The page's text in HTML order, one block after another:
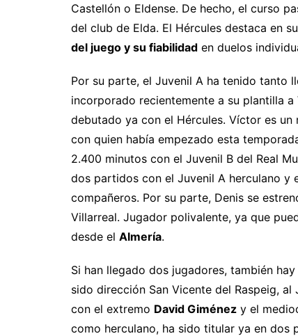
Castellón o Eldense. De hecho, el curso
del club de Elda. El Hércules destaca en
del juego y su fiabilidad en duelos
Por su parte, el Juvenil A ha tenido tanto
incorporado recientemente a su plantilla a
debutado ya con el Hércules. Víctor es
con quien había empezado esta
2.400 minutos con el Juvenil B del Real
dos partidos con el Juvenil A herculano y
compañeros. Por su parte, Denis se
Villarreal. Jugador polivalente, ya que
desde el Almería.
Si han llegado dos jugadores, también
sido dirección San Vicente del Raspeig,
con el extremo David Giménez y el
como herculano, ha sido titular ya en dos